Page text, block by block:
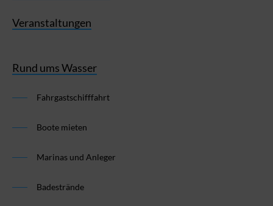
Veranstaltungen
Rund ums Wasser
Fahrgastschifffahrt
Boote mieten
Marinas und Anleger
Badestrände